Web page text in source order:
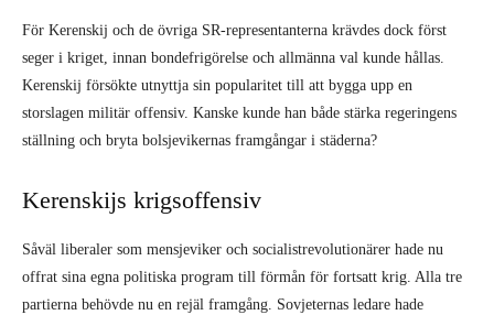
För Kerenskij och de övriga SR-representanterna krävdes dock först
seger i kriget, innan bondefrigörelse och allmänna val kunde hållas.
Kerenskij försökte utnyttja sin popularitet till att bygga upp en
storslagen militär offensiv. Kanske kunde han både stärka regeringens
ställning och bryta bolsjevikernas framgångar i städerna?
Kerenskijs krigsoffensiv
Såväl liberaler som mensjeviker och socialistrevolutionärer hade nu
offrat sina egna politiska program till förmån för fortsatt krig. Alla tre
partierna behövde nu en rejäl framgång. Sovjeternas ledare hade